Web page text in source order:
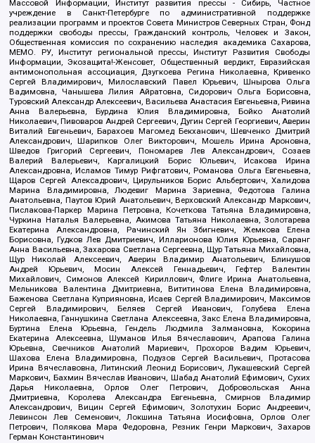
Массовой Информации, Институт развития прессы - Сибирь, Частное
учреждение в Санкт-Петербурге по административной поддержке
реализации программ и проектов Совета Министров Северных Стран, Фонд
поддержки свободы прессы, Гражданский контроль, Человек и Закон,
Общественная комиссия по сохранению наследия академика Сахарова,
МЕМО. РУ, Институт региональной прессы, Институт Развития Свободы
Информации, Экозащита!-Женсовет, Общественный вердикт, Евразийская
антимонопольная ассоциация, Дзугкоева Регина Николаевна, Кривенко
Сергей Владимирович, Милославский Павел Юрьевич, Шнырова Ольга
Вадимовна, Чанышева Лилия Айратовна, Сидорович Ольга Борисовна,
Туровский Александр Алексеевич, Васильева Анастасия Евгеньевна, Ривина
Анна Валерьевна, Бурдина Юлия Владимировна, Бойко Анатолий
Николаевич, Пивоваров Андрей Сергеевич, Дугин Сергей Георгиевич, Аверин
Виталий Евгеньевич, Барахоев Магомед Бекханович, Шевченко Дмитрий
Александрович, Шарипков Олег Викторович, Мошель Ирина Ароновна,
Шведов Григорий Сергеевич, Пономарев Лев Александрович, Созаев
Валерий Валерьевич, Каргалицкий Борис Юльевич, Исакова Ирина
Александровна, Исламов Тимур Рифгатович, Романова Ольга Евгеньевна,
Щаров Сергей Алексадрович, Цирульников Борис Альбертович, Халидова
Марина Владимировна, Людевиг Марина Зариевна, Федотова Галина
Анатольевна, Паутов Юрий Анатольевич, Верховский Александр Маркович,
Пислакова-Паркер Марина Петровна, Кочеткова Татьяна Владимировна,
Чуркина Наталья Валерьевна, Акимова Татьяна Николаевна, Золотарева
Екатерина Александровна, Рачинский Ян Збигневич, Жемкова Елена
Борисовна, Гудков Лев Дмитриевич, Илларионова Юлия Юрьевна, Саранг
Анна Васильевна, Захарова Светлана Сергеевна, Щур Татьяна Михайловна,
Щур Николай Алексеевич, Аверин Владимир Анатольевич, Блинушов
Андрей Юрьевич, Мосин Алексей Геннадьевич, Гефтер Валентин
Михайлович, Симонов Алексей Кириллович, Флиге Ирина Анатольевна,
Мельникова Валентина Дмитриевна, Вититинова Елена Владимировна,
Баженова Светлана Куприяновна, Исаев Сергей Владимирович, Максимов
Сергей Владимирович, Беляев Сергей Иванович, Голубева Елена
Николаевна, Ганнушкина Светлана Алексеевна, Закс Елена Владимировна,
Буртина Елена Юрьевна, Гендель Людмила Залмановна, Кокорина
Екатерина Алексеевна, Шуманов Илья Вячеславович, Арапова Галина
Юрьевна, Свечников Анатолий Мариевич, Прохоров Вадим Юрьевич,
Шахова Елена Владимировна, Подузов Сергей Васильевич, Протасова
Ирина Вячеславовна, Литинский Леонид Борисович, Лукашевский Сергей
Маркович, Бахмин Вячеслав Иванович, Шабад Анатолий Ефимович, Сухих
Дарья Николаевна, Орлов Олег Петрович, Добровольская Анна
Дмитриевна, Королева Александра Евгеньевна, Смирнов Владимир
Александрович, Вицин Сергей Ефимович, Золотухин Борис Андреевич,
Левинсон Лев Семенович, Локшина Татьяна Иосифовна, Орлов Олег
Петрович, Полякова Мара Федоровна, Резник Генри Маркович, Захаров
Герман Константинович